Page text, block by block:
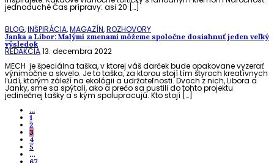
jednoduché Čas prípravy: asi 20 […]
BLOG,INŠPIRÁCIA,MAGAZÍN,ROZHOVORY
Janka a Libor: Malými zmenami môžeme spoločne dosiahnuť jeden veľký
výsledok
REDAKCIA13. decembra 2022
MECH je špeciálna taška, v ktorej váš darček bude opakovane vyzerať
výnimočne a skvelo. Je to taška, za ktorou stojí tím štyroch kreatívnych
ľudí, ktorým záleží na ekológii a udržateľnosti. Dvoch z nich, Libora a
Janky, sme sa spýtali, ako a prečo sa pustili do tohto projektu
jedinečnej tašky a s kým spolupracujú. Kto stojí […]
...
1
2
3
4
5
…